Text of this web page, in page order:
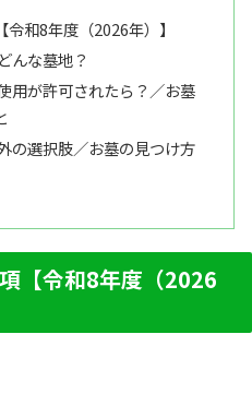
和8年度（2026年）】
んな墓地？
用が許可されたら？／お墓
の選択肢／お墓の見つけ方
【令和8年度（2026